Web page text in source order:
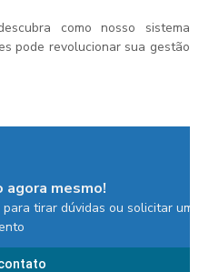
como nosso sistema
pode revolucionar sua gestão
mesmo!
tirar dúvidas ou solicitar um